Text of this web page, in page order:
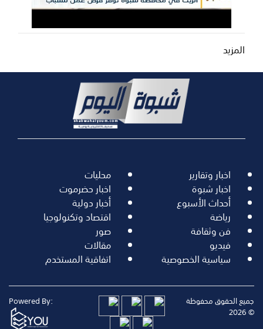
المزيد
اخبار وتقارير محليات
اخبار شبوة اخبار حضرموت
أحداث الأسبوع أخبار دولية
رياضة اقتصاد وتكنولوجيا
فن وثقافة صور
فيديو مقالات
سياسية الخصوصية اتفاقية المستخدم
جميع الحقوق محفوظة
© 2026
Powered By: